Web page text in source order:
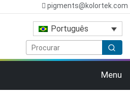
pigments@kolortek.com
Português
Menu